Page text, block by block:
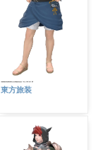
東方旅装